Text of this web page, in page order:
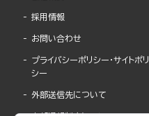
採用情報
お問い合わせ
プライバシーポリシー・サイトポリ
シー
外部送信先について